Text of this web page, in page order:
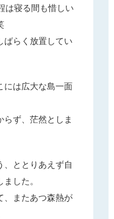
は寝る間も惜しい
ばらく放置してい
には広大な島一面
らず、茫然としま
、ととりあえず自
した。
、またあつ森熱が